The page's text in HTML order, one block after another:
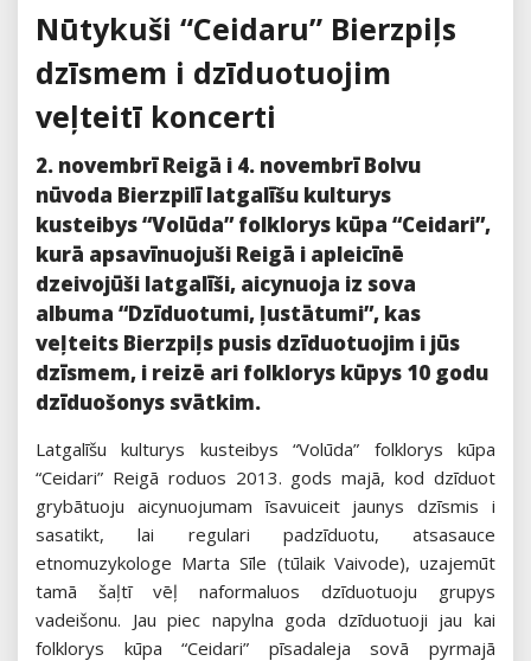
Nūtykuši “Ceidaru” Bierzpiļs
dzīsmem i dzīduotuojim
veļteitī koncerti
2. novembrī Reigā i 4. novembrī Bolvu
nūvoda Bierzpilī latgalīšu kulturys
kusteibys “Volūda” folklorys kūpa “Ceidari”,
kurā apsavīnuojuši Reigā i apleicīnē
dzeivojūši latgalīši, aicynuoja iz sova
albuma “Dzīduotumi, ļustātumi”, kas
veļteits Bierzpiļs pusis dzīduotuojim i jūs
dzīsmem, i reizē ari folklorys kūpys 10 godu
dzīduošonys svātkim.
Latgalīšu kulturys kusteibys “Volūda” folklorys kūpa
“Ceidari” Reigā roduos 2013. gods majā, kod dzīduot
grybātuoju aicynuojumam īsavuiceit jaunys dzīsmis i
sasatikt, lai regulari padzīduotu, atsasauce
etnomuzykologe Marta Sīle (tūlaik Vaivode), uzajemūt
tamā šaļtī vēļ naformaluos dzīduotuoju grupys
vadeišonu. Jau piec napylna goda dzīduotuoji jau kai
folklorys kūpa “Ceidari” pīsadaleja sovā pyrmajā